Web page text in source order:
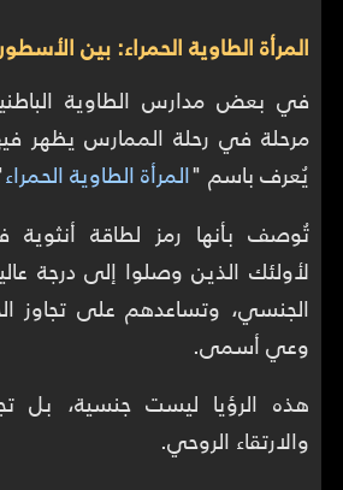
المرأة الطاوية الحمراء: بين
في بعض مدارس الطاوية
مرحلة في رحلة الممارس يظهر
يُعرف باسم "المرأة الطاوية الحمراء
تُوصف بأنها رمز لطاقة أنثوية
الجنسي، وتساعدهم على تجاوز
وعي أسمى.
هذه الرؤيا ليست جنسية، بل
والارتقاء الروحي.